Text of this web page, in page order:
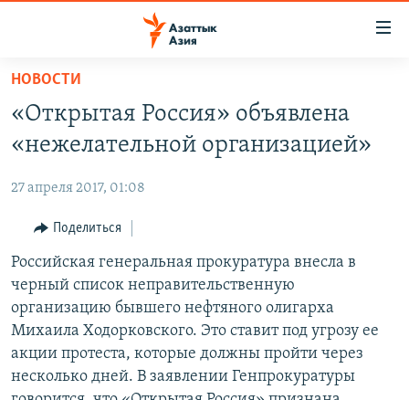
Вернуться
основному
содержанию
навигации
Вернутся
поиску
КАЗАХСТАН
УЗБЕКИСТАН
ТАДЖИКИСТАН
НОВОСТИ
НА ДРУГИХ ЯЗЫКАХ
ҚАЗАҚША
КЫРГЫЗЧА
ТОҶИКӢ
TÜRKMENÇE
Все сайты РСЕ/РС
НОВОСТИ
«Открытая Россия» объявлена
«нежелательной организацией»
27 апреля 2017, 01:08
Поделиться
Российская генеральная прокуратура внесла в
черный список неправительственную
организацию бывшего нефтяного олигарха
Михаила Ходорковского. Это ставит под угрозу ее
акции протеста, которые должны пройти через
несколько дней. В заявлении Генпрокуратуры